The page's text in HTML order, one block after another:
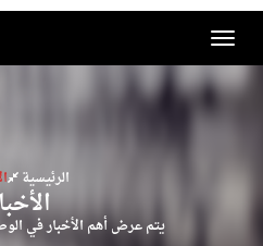
Toggle
navigation
الرئيسية
الأخبار
يتم عرض أهم الأخبار في الوطن